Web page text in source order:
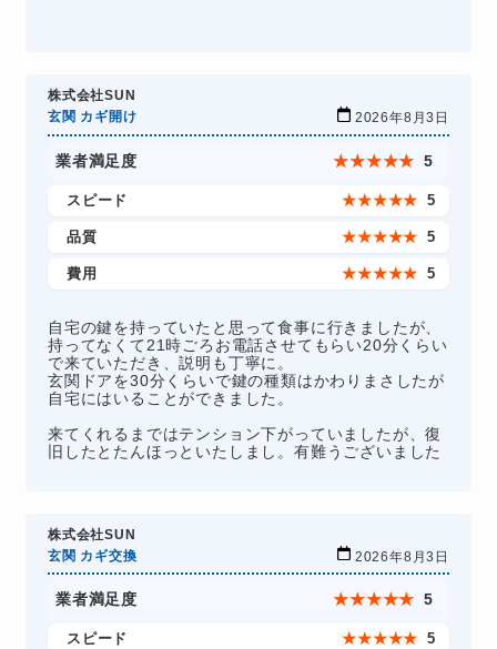
株式会社SUN
玄関 カギ開け
2026年8月3日
業者満足度 ★★★★★ 5
スピード ★★★★★ 5
品質 ★★★★★ 5
費用 ★★★★★ 5
自宅の鍵を持っていたと思って食事に行きましたが、
持ってなくて21時ごろお電話させてもらい20分くらい
で来ていただき、説明も丁寧に。
玄関ドアを30分くらいで鍵の種類はかわりまさしたが
自宅にはいることができました。
来てくれるまではテンション下がっていましたが、復
旧したとたんほっといたしまし。有難うございました
株式会社SUN
玄関 カギ交換
2026年8月3日
業者満足度 ★★★★★ 5
スピード ★★★★★ 5